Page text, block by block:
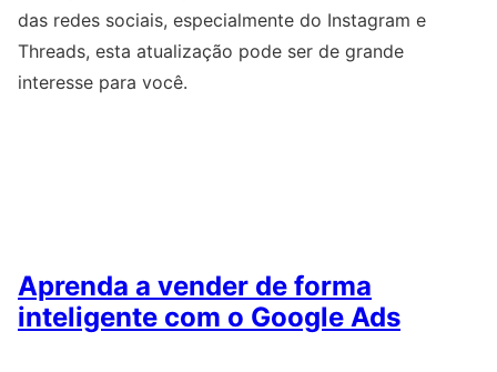
das redes sociais, especialmente do Instagram e
Threads, esta atualização pode ser de grande
interesse para você.
Aprenda a vender de forma
inteligente com o Google Ads